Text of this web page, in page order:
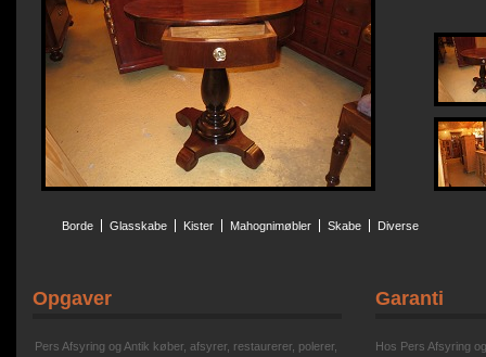
Borde Glasskabe Kister Mahognimøbler Skabe Diverse
Opgaver
Pers Afsyring og Antik køber, afsyrer, restaurerer, polerer,
Garanti
Hos Pers Afsyring